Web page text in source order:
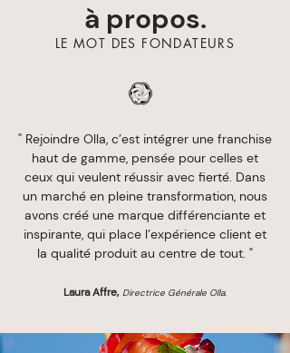
à propos.
LE MOT DES FONDATEURS
" Rejoindre Olla, c’est intégrer une franchise
haut de gamme, pensée pour celles et
ceux qui veulent réussir avec fierté. Dans
un marché en pleine transformation, nous
avons créé une marque différenciante et
inspirante, qui place l’expérience client et
la qualité produit au centre de tout. "
Laura Affre, Directrice Générale Olla.